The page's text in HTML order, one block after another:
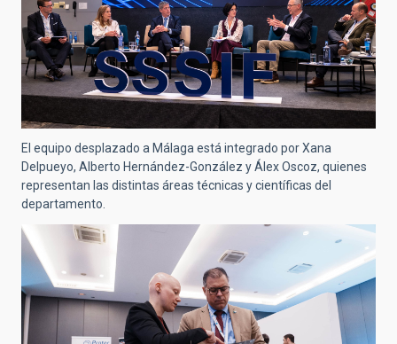
El equipo desplazado a Málaga está integrado por Xana
Delpueyo, Alberto Hernández-González y Álex Oscoz, quienes
representan las distintas áreas técnicas y científicas del
departamento.